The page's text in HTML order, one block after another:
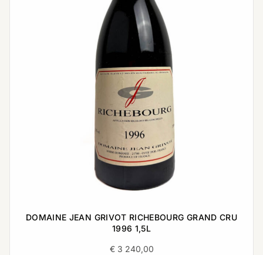
DOMAINE JEAN GRIVOT RICHEBOURG GRAND CRU
1996 1,5L
€3 240,00